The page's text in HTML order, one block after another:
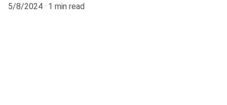
5/8/2024
1 min read